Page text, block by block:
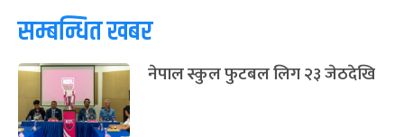
८
सोम चैत्र ८, २०८३-Mar 22, 2027
सम्बन्धित खबर
नेपाल स्कुल फुटबल लिग २३ जेठदेखि